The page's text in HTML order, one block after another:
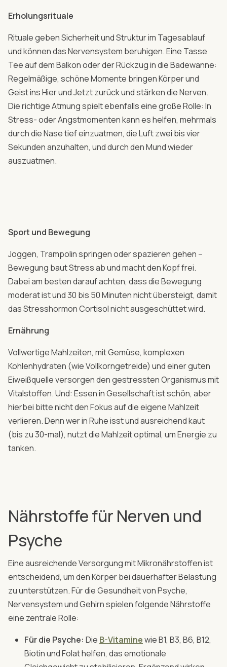
Erholungsrituale
Rituale geben Sicherheit und Struktur im Tagesablauf
und können das Nervensystem beruhigen. Eine Tasse
Tee auf dem Balkon oder der Rückzug in die Badewanne:
Regelmäßige, schöne Momente bringen Körper und
Geist ins Hier und Jetzt zurück und stärken die Nerven.
Die richtige Atmung spielt ebenfalls eine große Rolle: In
Stress- oder Angstmomenten kann es helfen, mehrmals
durch die Nase tief einzuatmen, die Luft zwei bis vier
Sekunden anzuhalten, und durch den Mund wieder
auszuatmen.
Sport und Bewegung
Joggen, Trampolin springen oder spazieren gehen –
Bewegung baut Stress ab und macht den Kopf frei.
Dabei am besten darauf achten, dass die Bewegung
moderat ist und 30 bis 50 Minuten nicht übersteigt, damit
das Stresshormon Cortisol nicht ausgeschüttet wird.
Ernährung
Vollwertige Mahlzeiten, mit Gemüse, komplexen
Kohlenhydraten (wie Vollkorngetreide) und einer guten
Eiweißquelle versorgen den gestressten Organismus mit
Vitalstoffen. Und: Essen in Gesellschaft ist schön, aber
hierbei bitte nicht den Fokus auf die eigene Mahlzeit
verlieren. Denn wer in Ruhe isst und ausreichend kaut
(bis zu 30-mal), nutzt die Mahlzeit optimal, um Energie zu
tanken.
Nährstoffe für Nerven und
Psyche
Eine ausreichende Versorgung mit Mikronährstoffen ist
entscheidend, um den Körper bei dauerhafter Belastung
zu unterstützen. Für die Gesundheit von Psyche,
Nervensystem und Gehirn spielen folgende Nährstoffe
eine zentrale Rolle:
Für die Psyche: Die B-Vitaminewie B1, B3, B6, B12,
Biotin und Folat helfen, das emotionale